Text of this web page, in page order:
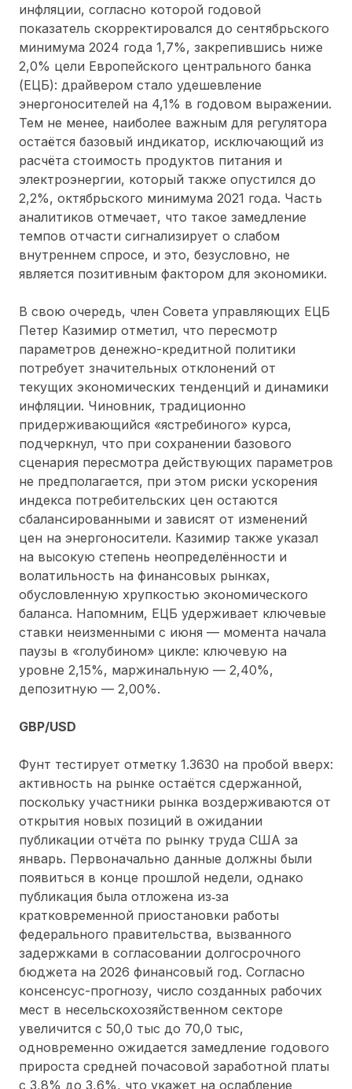
инфляции, согласно которой годовой
показатель скорректировался до сентябрьского
минимума 2024 года 1,7%, закрепившись ниже
2,0% цели Европейского центрального банка
(ЕЦБ): драйвером стало удешевление
энергоносителей на 4,1% в годовом выражении.
Тем не менее, наиболее важным для регулятора
остаётся базовый индикатор, исключающий из
расчёта стоимость продуктов питания и
электроэнергии, который также опустился до
2,2%, октябрьского минимума 2021 года. Часть
аналитиков отмечает, что такое замедление
темпов отчасти сигнализирует о слабом
внутреннем спросе, и это, безусловно, не
является позитивным фактором для экономики.
В свою очередь, член Совета управляющих ЕЦБ
Петер Казимир отметил, что пересмотр
параметров денежно-кредитной политики
потребует значительных отклонений от
текущих экономических тенденций и динамики
инфляции. Чиновник, традиционно
придерживающийся «ястребиного» курса,
подчеркнул, что при сохранении базового
сценария пересмотра действующих параметров
не предполагается, при этом риски ускорения
индекса потребительских цен остаются
сбалансированными и зависят от изменений
цен на энергоносители. Казимир также указал
на высокую степень неопределённости и
волатильность на финансовых рынках,
обусловленную хрупкостью экономического
баланса. Напомним, ЕЦБ удерживает ключевые
ставки неизменными с июня — момента начала
паузы в «голубином» цикле: ключевую на
уровне 2,15%, маржинальную — 2,40%,
депозитную — 2,00%.
GBP/USD
Фунт тестирует отметку 1.3630 на пробой вверх:
активность на рынке остаётся сдержанной,
поскольку участники рынка воздерживаются от
открытия новых позиций в ожидании
публикации отчёта по рынку труда США за
январь. Первоначально данные должны были
появиться в конце прошлой недели, однако
публикация была отложена из‑за
кратковременной приостановки работы
федерального правительства, вызванного
задержками в согласовании долгосрочного
бюджета на 2026 финансовый год. Согласно
консенсус-прогнозу, число созданных рабочих
мест в несельскохозяйственном секторе
увеличится с 50,0 тыс до 70,0 тыс,
одновременно ожидается замедление годового
прироста средней почасовой заработной платы
с 3,8% до 3,6%, что укажет на ослабление